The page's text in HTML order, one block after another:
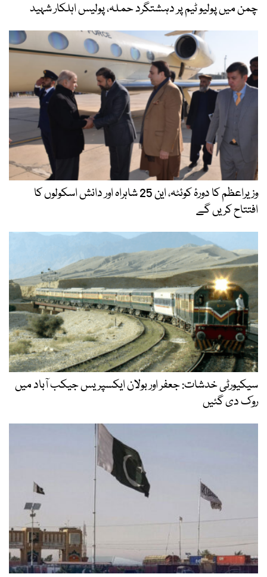
چمن میں پولیو ٹیم پر دہشتگرد حملہ، پولیس اہلکار شہید
وزیراعظم کا دورۂ کوئٹہ، این 25 شاہراہ اور دانش اسکولوں کا
افتتاح کریں گے
سیکیورٹی خدشات: جعفر اور بولان ایکسپریس جیکب آباد میں
روک دی گئیں